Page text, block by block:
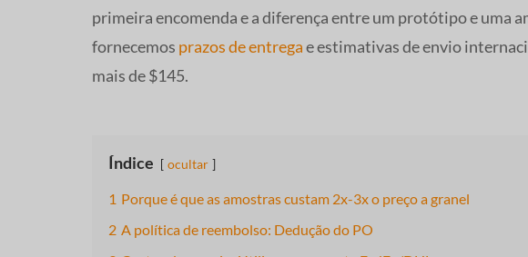
primeira encomenda e a diferença entre um protótipo e uma
fornecemos prazos de entregae estimativas de envio
mais de $145.
Índice ocultar
1 Porque é que as amostras custam 2x-3x o preço a granel
2 A política de reembolso: Dedução do PO